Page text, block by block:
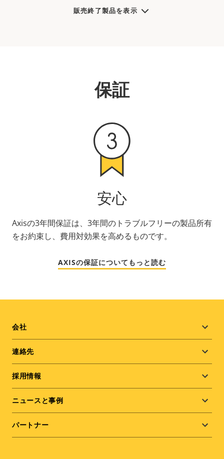
販売終了製品を表示
保証
安心
Axisの3年間保証は、3年間のトラブルフリーの製品所有
をお約束し、費用対効果を高めるものです。
AXISの保証についてもっと読む
Footer
menu
会社
連絡先
採用情報
ニュースと事例
パートナー